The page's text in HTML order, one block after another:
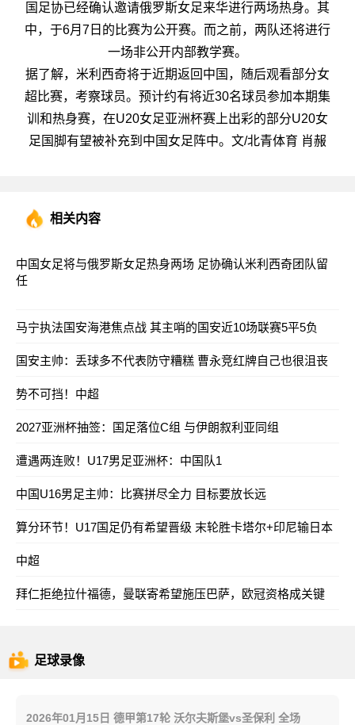
国足协已经确认邀请俄罗斯女足来华进行两场热身。其
中，于6月7日的比赛为公开赛。而之前，两队还将进行
一场非公开内部教学赛。
据了解，米利西奇将于近期返回中国，随后观看部分女
超比赛，考察球员。预计约有将近30名球员参加本期集
训和热身赛，在U20女足亚洲杯赛上出彩的部分U20女
足国脚有望被补充到中国女足阵中。文/北青体育 肖赧
相关内容
中国女足将与俄罗斯女足热身两场 足协确认米利西奇团队留
任
马宁执法国安海港焦点战 其主哨的国安近10场联赛5平5负
国安主帅：丢球多不代表防守糟糕 曹永竞红牌自己也很沮丧
势不可挡！中超
2027亚洲杯抽签：国足落位C组 与伊朗叙利亚同组
遭遇两连败！U17男足亚洲杯：中国队1
中国U16男足主帅：比赛拼尽全力 目标要放长远
算分环节！U17国足仍有希望晋级 末轮胜卡塔尔+印尼输日本
中超
拜仁拒绝拉什福德，曼联寄希望施压巴萨，欧冠资格成关键
足球录像
2026年01月15日 德甲第17轮 沃尔夫斯堡vs圣保利 全场